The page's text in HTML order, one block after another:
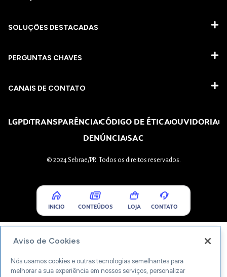
SOLUÇÕES DESTACADAS
PERGUNTAS CHAVES​
CANAIS DE CONTATO
LGPDTRANSPARÊNCIACÓDIGO DE ÉTICAOUVIDORIA
DENÚNCIASAC
© 2024 Sebrae/PR. Todos os direitos reservados.
INICIO CONTEÚDOS LOJA CONTATO
Aviso de Cookies
Nós usamos cookies e outras tecnologias semelhantes para
melhorar a sua experiência em nossos serviços, personalizar